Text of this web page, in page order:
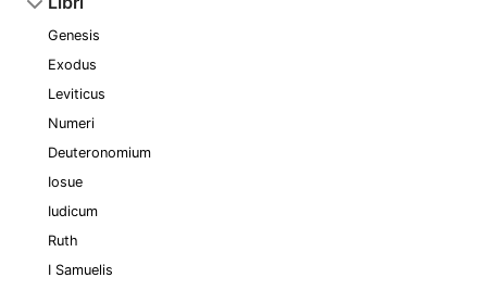
Genesis
Exodus
Leviticus
Numeri
Deuteronomium
Iosue
Iudicum
Ruth
I Samuelis